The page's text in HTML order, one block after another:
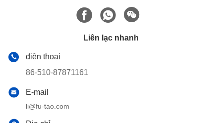
Liên lạc nhanh
điện thoại
86-510-87871161
E-mail
li@fu-tao.com